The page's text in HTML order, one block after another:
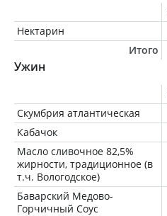
Нектарин
Итого
Ужин
Скумбрия атлантическая
Кабачок
Масло сливочное 82,5%
жирности, традиционное (в
т.ч. Вологодское)
Баварский Медово-
Горчичный Соус